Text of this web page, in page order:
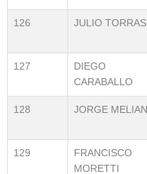
126 JULIO TORRAS
127
DIEGO
CARABALLO
128 JORGE MELIAN
129
FRANCISCO
MORETTI